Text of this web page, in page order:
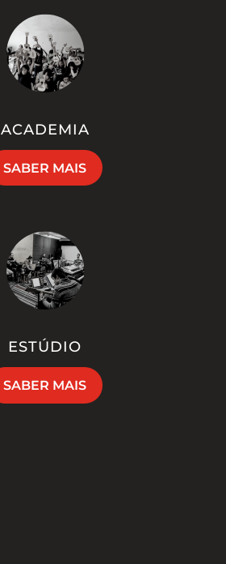
ACADEMIA
SABER MAIS
ESTÚDIO
SABER MAIS